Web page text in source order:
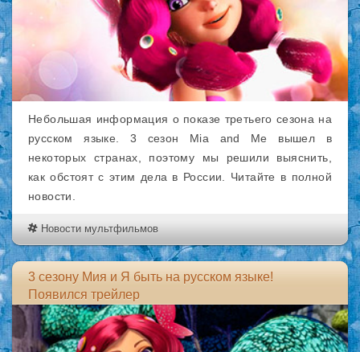
Небольшая информация о показе третьего сезона на
русском языке. 3 сезон Mia and Me вышел в
некоторых странах, поэтому мы решили выяснить,
как обстоят с этим дела в России. Читайте в полной
новости.
Новости мультфильмов
3 сезону Мия и Я быть на русском языке!
Появился трейлер